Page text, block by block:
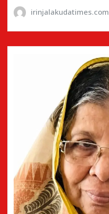
irinjalakudatimes.com